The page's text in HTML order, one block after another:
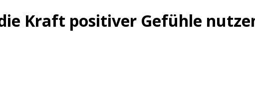
Kraft positiver Gefühle